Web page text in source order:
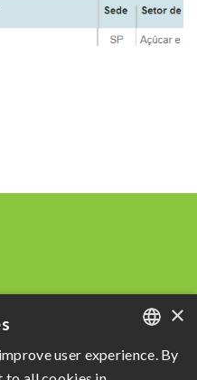
PORTUGUESE
×
user experience. By